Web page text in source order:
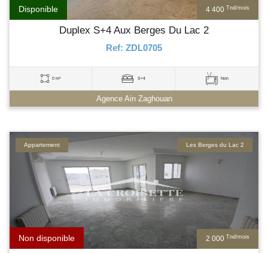
4 400 Tnd/mois
Disponible
Duplex S+4 Aux Berges Du Lac 2
Ref: ZDL0705
0 m² S+4 Non
Agence Ain Zaghouan
2 000 Tnd/mois
Non disponible
Les Berges du Lac 2
Appartement